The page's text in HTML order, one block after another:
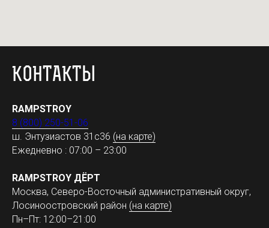
КОНТАКТЫ
RAMPSTROY
8 (800) 250-51-06
ш. Энтузиастов 31с36 (на карте)
Ежедневно : 07:00 – 23:00
RAMPSTROY ДЁРТ
Москва, Северо-Восточный административный округ,
Лосиноостровский район (на карте)
Пн–Пт: 12:00–21:00